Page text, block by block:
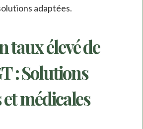
adaptées.
taux élevé de
: Solutions
médicales